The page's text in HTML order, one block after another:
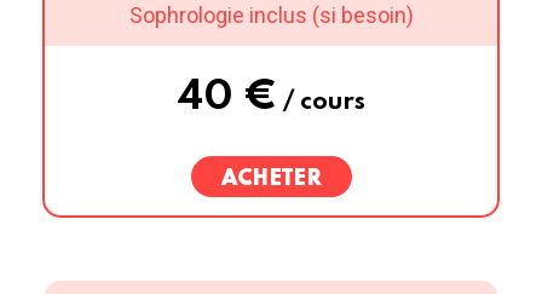
Sophrologie inclus (si besoin)
40 € / cours
ACHETER